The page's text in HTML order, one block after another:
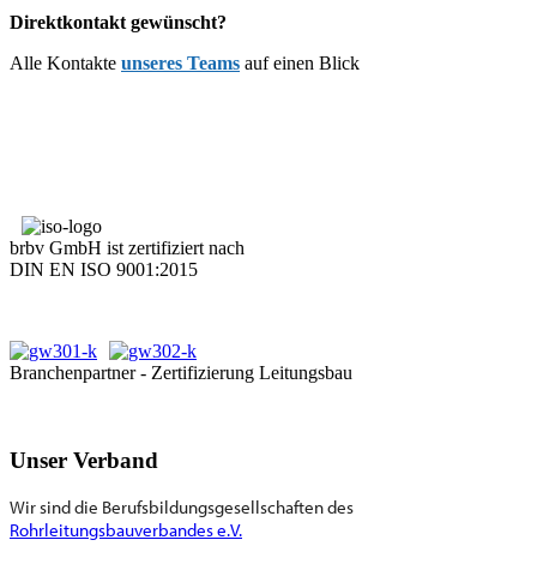
Direktkontakt gewünscht?
Alle Kontakte unseres Teams auf einen Blick
brbv GmbH ist zertifiziert nach
DIN EN ISO 9001:2015
Branchenpartner - Zertifizierung Leitungsbau
Unser Verband
Wir sind die Berufsbildungsgesellschaften des
Rohrleitungsbauverbandes e.V.